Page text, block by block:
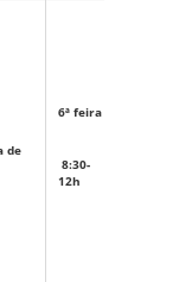
de
6ª feira
8:30-
12h